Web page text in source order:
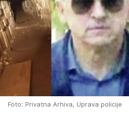
Foto: Privatna Arhiva, Uprava policije